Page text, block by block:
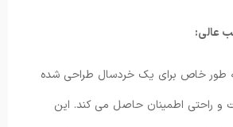
عالی:
طور خاص برای یک خردسال طراحی شده
و راحتی اطمینان حاصل می کند. این